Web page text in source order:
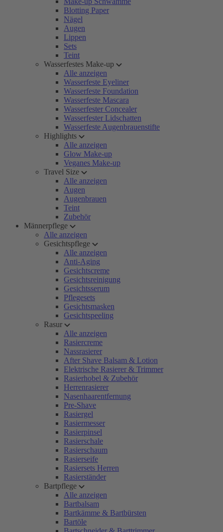
Blotting Paper
Nägel
Augen
Lippen
Sets
Teint
Wasserfestes Make-up
Alle anzeigen
Wasserfeste Eyeliner
Wasserfeste Foundation
Wasserfeste Mascara
Wasserfester Concealer
Wasserfester Lidschatten
Wasserfeste Augenbrauenstifte
Highlights
Alle anzeigen
Glow Make-up
Veganes Make-up
Travel Size
Alle anzeigen
Augen
Augenbrauen
Teint
Zubehör
Männerpflege
Alle anzeigen
Gesichtspflege
Alle anzeigen
Anti-Aging
Gesichtscreme
Gesichtsreinigung
Gesichtsserum
Pflegesets
Gesichtsmasken
Gesichtspeeling
Rasur
Alle anzeigen
Rasiercreme
Nassrasierer
After Shave Balsam & Lotion
Elektrische Rasierer & Trimmer
Rasierhobel & Zubehör
Herrenrasierer
Nasenhaarentfernung
Pre-Shave
Rasiergel
Rasiermesser
Rasierpinsel
Rasierschale
Rasierschaum
Rasierseife
Rasiersets Herren
Rasierständer
Bartpflege
Alle anzeigen
Bartbalsam
Bartkämme & Bartbürsten
Bartöle